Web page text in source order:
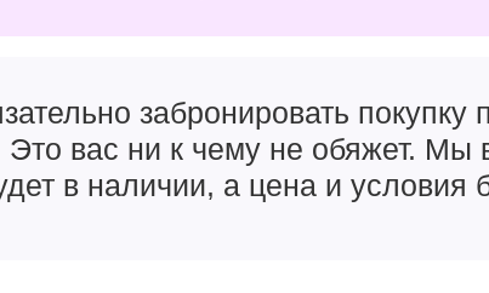
забронировать
Это вас ни к чему не обяжет. Мы
в наличии, а цена и условия